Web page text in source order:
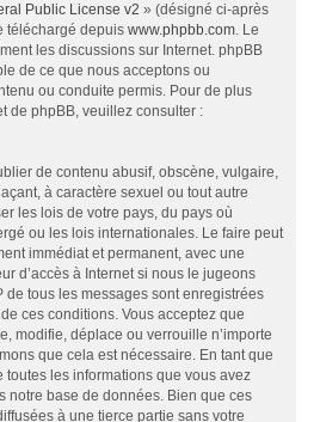
Public License v2 » (désigné ci-après
téléchargé depuis www.phpbb.com. Le
les discussions sur Internet. phpBB
de ce que nous acceptons ou
ou conduite permis. Pour de plus
de phpBB, veuillez consulter :
de contenu abusif, obscène, vulgaire,
à caractère sexuel ou tout autre
les lois de votre pays, du pays où
ou les lois internationales. Le faire peut
immédiat et permanent, avec une
d’accès à Internet si nous le jugeons
de tous les messages sont enregistrées
ces conditions. Vous acceptez que
modifie, déplace ou verrouille n’importe
que cela est nécessaire. En tant que
toutes les informations que vous avez
notre base de données. Bien que ces
à une tierce partie sans votre